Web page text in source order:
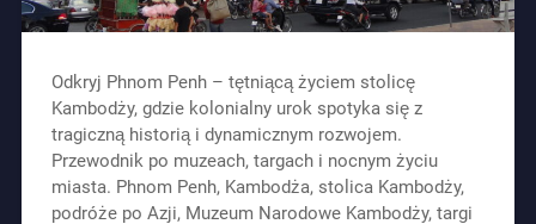
Odkryj Phnom Penh – tętniącą życiem stolicę
Kambodży, gdzie kolonialny urok spotyka się z
tragiczną historią i dynamicznym rozwojem.
Przewodnik po muzeach, targach i nocnym życiu
miasta. Phnom Penh, Kambodża, stolica Kambodży,
podróże po Azji, Muzeum Narodowe Kambodży, targi